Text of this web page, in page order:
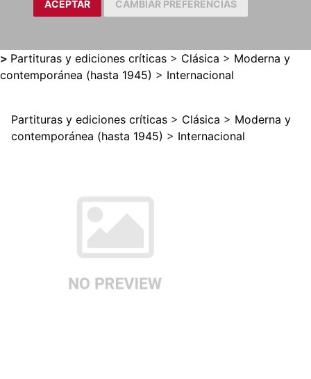
ACEPTAR CAMBIAR PREFERENCIAS
> Partituras y ediciones críticas > Clásica > Moderna y
contemporánea (hasta 1945) > Internacional
Partituras y ediciones críticas > Clásica > Moderna y
contemporánea (hasta 1945) > Internacional